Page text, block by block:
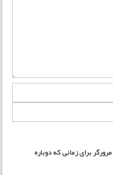
برای زمانی که دوباره